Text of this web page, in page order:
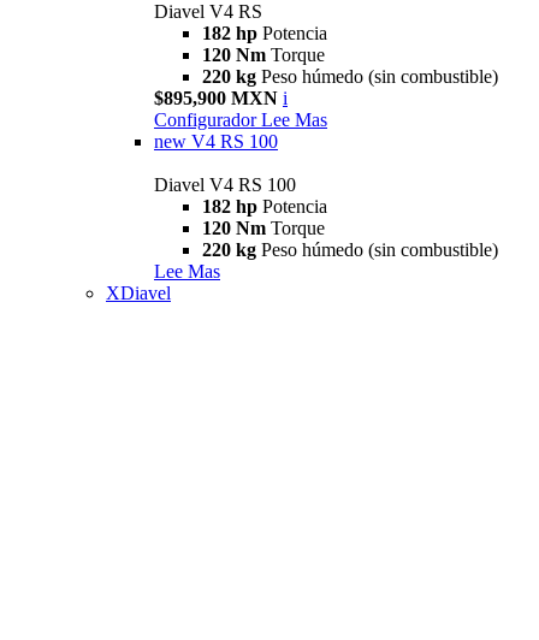
Diavel V4 RS
182 hp Potencia
120 Nm Torque
220 kg Peso húmedo (sin combustible)
$895,900 MXN i
Configurador Lee Mas
new V4 RS 100
Diavel V4 RS 100
182 hp Potencia
120 Nm Torque
220 kg Peso húmedo (sin combustible)
Lee Mas
XDiavel